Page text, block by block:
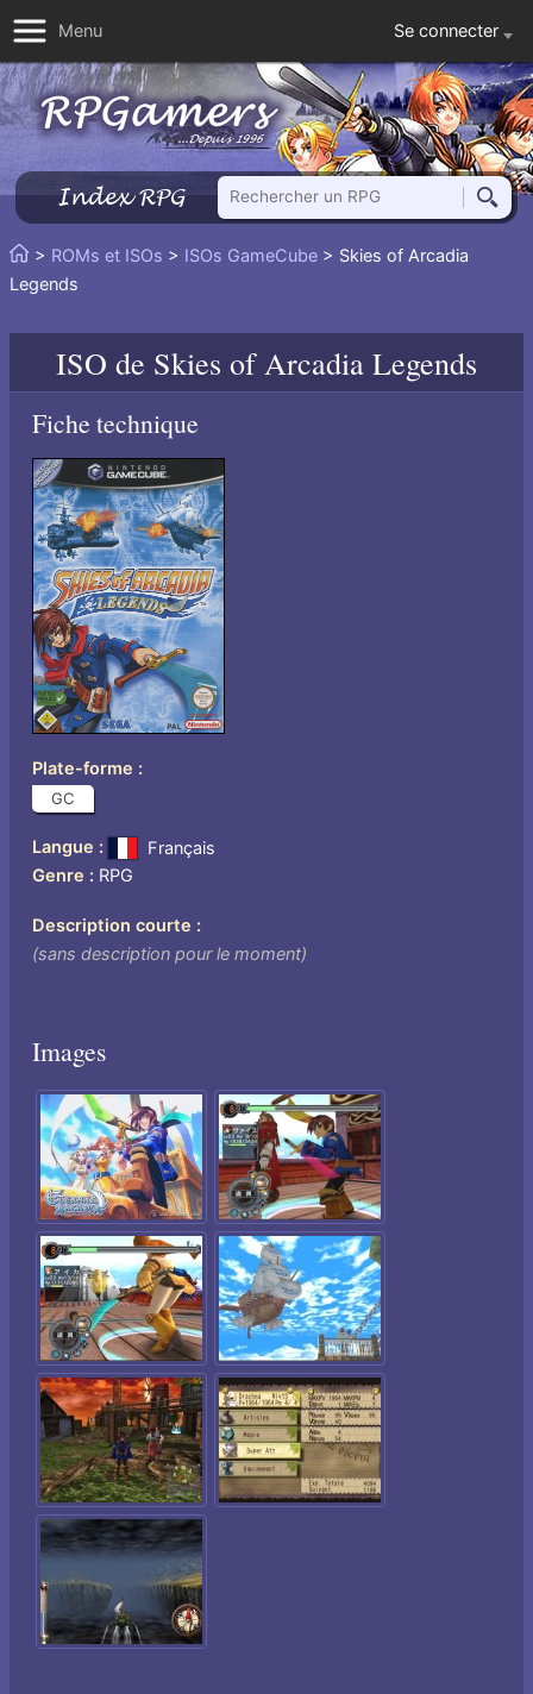
Menu Se connecter
Index RPG
Rechercher un RPG
Vous
êtes
> ROMs et ISOs > ISOs GameCube > Skies of Arcadia
Legends
ISO de Skies of Arcadia Legends
Fiche technique
Plate-forme
GC
Langue
Français
Genre
RPG
Description courte
(sans description pour le moment)
Images